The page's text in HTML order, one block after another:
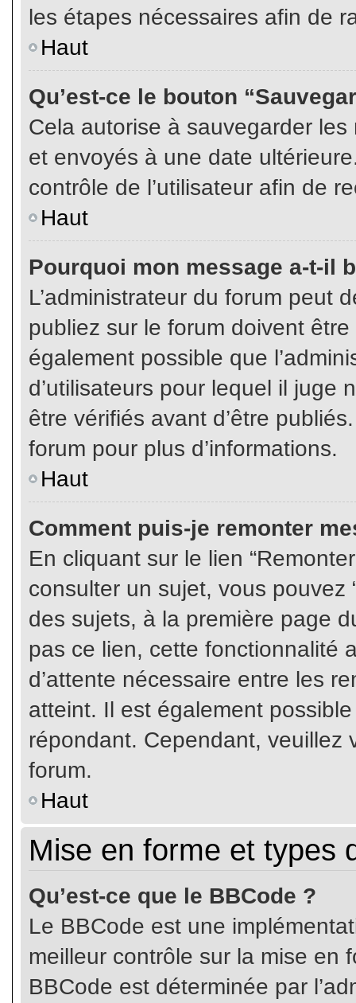
les étapes nécessaires afin de
Haut
Qu’est-ce le bouton
Cela autorise à sauvegarder
et envoyés à une date
contrôle de l’utilisateur afin de
Haut
Pourquoi mon message a-t-il
L’administrateur du forum peut
publiez sur le forum doivent
également possible que
d’utilisateurs pour lequel il juge
être vérifiés avant d’être
forum pour plus d’informations.
Haut
Comment puis-je remonter
En cliquant sur le lien
consulter un sujet, vous pouvez
des sujets, à la première page
pas ce lien, cette fonctionnalité
d’attente nécessaire entre les
atteint. Il est également
répondant. Cependant, veuillez
forum.
Haut
Mise en forme et types
Qu’est-ce que le BBCode ?
Le BBCode est une
meilleur contrôle sur la mise en
BBCode est déterminée par